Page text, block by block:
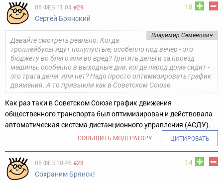
18
05 ФЕВ 11:04 #29
Сергей Брянский
Владимир Семёнович
Давайте смотреть реально. Когда
троллейбусы идут полупустые, особенно под вечер - это
бюджету во благо или во вред? Тратить деньги за проезд
машины, особенно в выходные дни, когда народ дома сидит -
это трата денег или нет? Надо просто оптимизировать график
движения. А то привыкли как в Советском Союзе.
Как раз таки в Советском Союзе график движения
общественного транспорта был оптимизирован и действовала
автоматическая система дистанционного управления (АСДУ).
СООБЩИТЬ МОДЕРАТОРУ ЦИТИРОВАТЬ
14
05 ФЕВ 10:46 #28
Сохраним Брянск!